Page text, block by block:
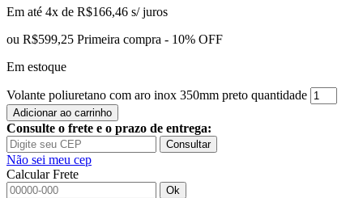
Em até 4x de R$166,46 s/ juros
ou R$599,25 Primeira compra - 10% OFF
Em estoque
Volante poliuretano com aro inox 350mm preto quantidade
Adicionar ao carrinho
Consulte o frete e o prazo de entrega:
Consultar
Não sei meu cep
Calcular Frete
Ok